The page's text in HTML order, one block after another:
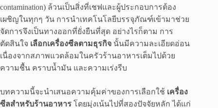
contamination) ล้วนเป็นสิ่งที่เชฟและผู้ประกอบการต้อง
เผชิญในทุกๆ วัน การนำเทคโนโลยีบรรจุภัณฑ์เข้ามาช่วย
จัดการจึงเป็นทางออกที่ยั่งยืนที่สุด อย่างไรก็ตาม การ
ตัดสินใจ เลือกเครื่องซีลตามธุรกิจ นั้นมีความละเอียดอ่อน
เนื่องจากสภาพแวดล้อมในครัวร้านอาหารเต็มไปด้วย
ความชื้น คราบน้ำมัน และความเร่งรีบ
บทความนี้จะนำเสนอความคุ้มค่าของการเลือกใช้ เครื่อง
ซีลสำหรับร้านอาหาร โดยมุ่งเน้นไปที่สองปัจจัยหลัก ได้แก่